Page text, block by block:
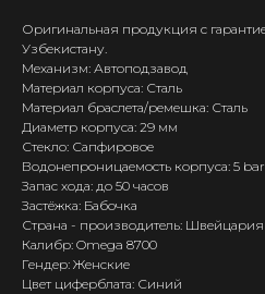
Оригинальная продукция с
Узбекистану.
Механизм: Автоподзавод
Материал корпуса: Сталь
Материал браслета/ремешка: Сталь
Диаметр корпуса: 29 мм
Стекло: Сапфировое
Водонепроницаемость корпуса: 5
Запас хода: до 50 часов
Застёжка: Бабочка
Страна - производитель: Швейцария
Калибр: Omega 8700
Гендер: Женские
Цвет циферблата: Синий